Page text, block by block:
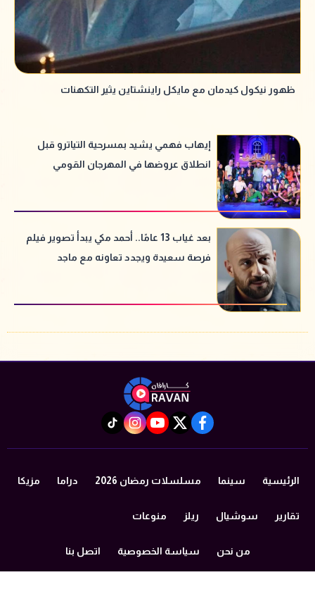
ظهور نيكول كيدمان مع مايكل راينشتاين يثير التكهنات
إيهاب فهمي يشيد بمسرحية التياترو قبل
انطلاق عروضها في المهرجان القومي
بعد غياب 13 عامًا.. أحمد مكي يبدأ تصوير فيلم
فرصة سعيدة ويجدد تعاونه مع ماجد
facebook
twitter
youtube
instagram
tiktok
الرئيسية سينما مسلسلات رمضان 2026 دراما مزيكا
تقارير سوشيال ريلز منوعات
من نحن سياسة الخصوصية اتصل بنا